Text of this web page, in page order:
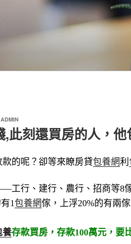
ADMIN
,此刻還買房的人，
的呢？卻等來瞭房貸包養網利
工行、建行、農行、招商等8
1包養網傢， 上浮20%的有兩傢
養存款買房，存款100萬元，要